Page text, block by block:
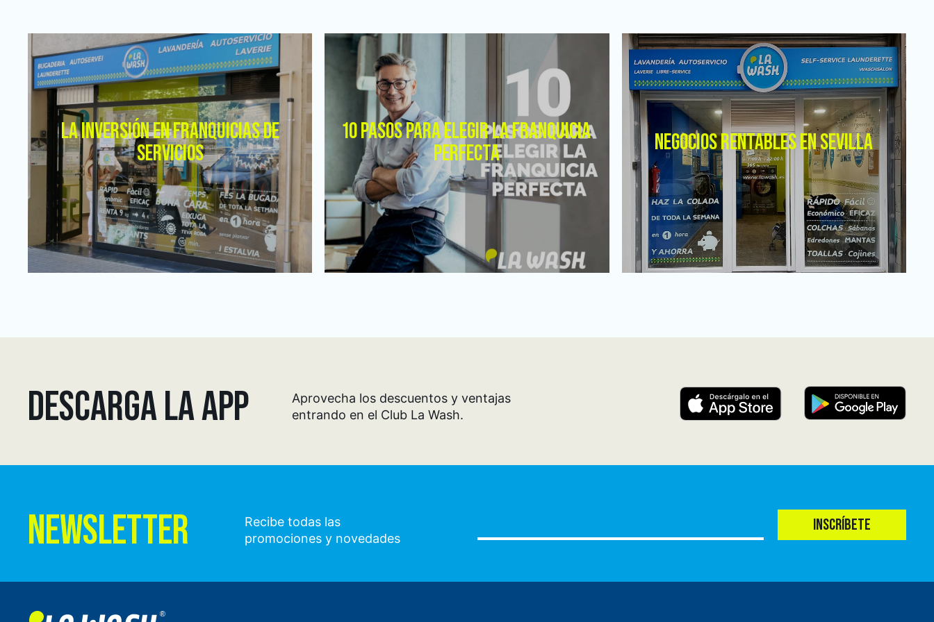
LA INVERSIÓN EN FRANQUICIAS DE
SERVICIOS
10 PASOS PARA ELEGIR LA FRANQUICIA
PERFECTA
NEGOCIOS RENTABLES EN SEVILLA
DESCARGA LA APP
Aprovecha los descuentos y ventajas
entrando en el Club La Wash.
NEWSLETTER
Recibe todas las
promociones y novedades
INSCRÍBETE